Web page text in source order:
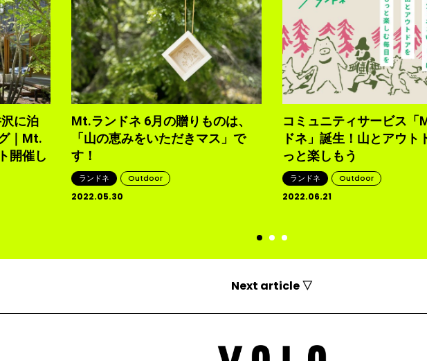
に泊
｜Mt.
開催し
Mt.ランドネ 6月の贈りものは、
「山の恵みをいただきマス」で
す！
ランドネ Outdoor
2022.05.30
コミュニティサービス「
ドネ」誕生！山とアウト
っと楽しもう
ランドネ Outdoor
2022.06.21
Next article ▽